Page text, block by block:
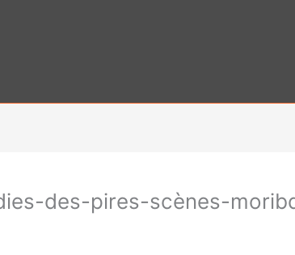
des-pires-scènes-